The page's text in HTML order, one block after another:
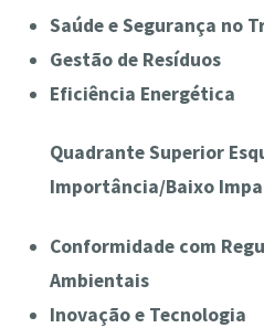
Saúde e Segurança no
Gestão de Resíduos
Eficiência Energética
Quadrante Superior
Importância/Baixo
Conformidade com
Ambientais
Inovação e Tecnologia